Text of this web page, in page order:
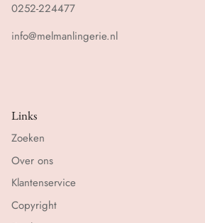
0252-224477
info@melmanlingerie.nl
Links
Zoeken
Over ons
Klantenservice
Copyright